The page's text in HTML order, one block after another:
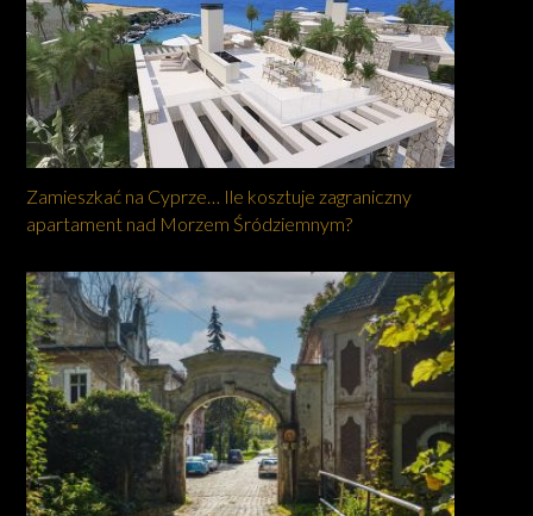
Zamieszkać na Cyprze… Ile kosztuje zagraniczny
apartament nad Morzem Śródziemnym?